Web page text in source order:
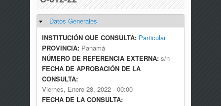
Ocultar
Datos Generales
INSTITUCIÓN QUE CONSULTA: Particular
PROVINCIA: Panamá
NÚMERO DE REFERENCIA EXTERNA: s/n
FECHA DE APROBACIÓN DE LA
CONSULTA:
Viernes, Enero 28, 2022 - 00:00
FECHA DE LA CONSULTA: